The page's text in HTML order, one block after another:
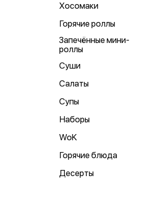
Хосомаки
Горячие роллы
Запечённые мини-
роллы
Суши
Салаты
Супы
Наборы
WoK
Горячие блюда
Десерты